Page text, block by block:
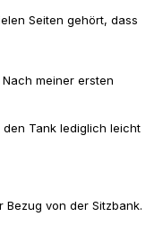
Seiten gehört, dass
meiner ersten
Tank lediglich leicht
von der Sitzbank.